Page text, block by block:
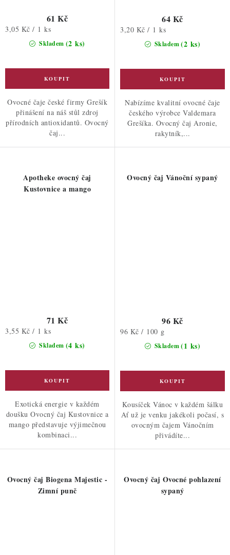
Skladem (2 ks)
61 Kč
Měrná
3,05 Kč / 1 ks
Ovocné čaje české firmy Grešík
přinášení na náš stůl zdroj
přírodních antioxidantů. Ovocný
čaj...
Skladem(2 ks)
64 Kč
Měrná
3,20 Kč / 1 ks
Nabízíme kvalitní ovocné čaje
českého výrobce Valdemara
Grešíka. Ovocný čaj Aronie,
rakytník,...
Apotheke ovocný čaj
Kustovnice a mango
Skladem (4 ks)
71 Kč
Měrná
3,55 Kč / 1 ks
Exotická energie v každém
doušku Ovocný čaj Kustovnice a
mango představuje výjimečnou
kombinaci...
Ovocný čaj Vánoční sypaný
Skladem(1 ks)
96 Kč
Měrná
96 Kč / 100 g
Kousíček Vánoc v každém šálku
Ať už je venku jakékoli počasí, s
ovocným čajem Vánočním
přivádíte...
Ovocný čaj Biogena Majestic -
Zimní punč
Ovocný čaj Ovocné pohlazení
sypaný